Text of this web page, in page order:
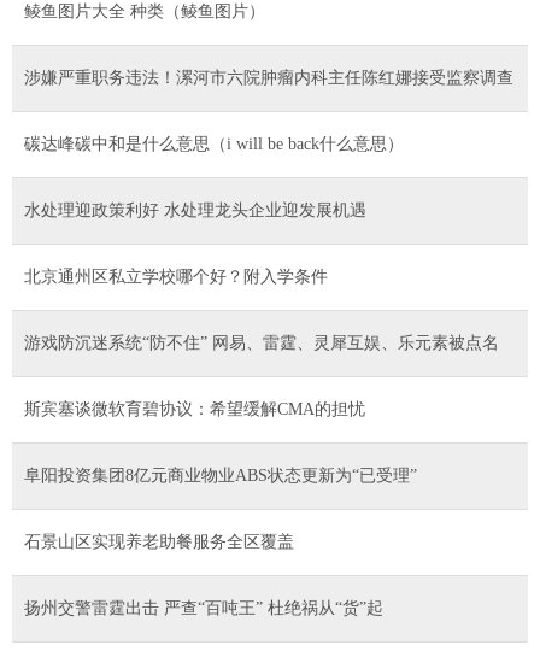
鲮鱼图片大全 种类（鲮鱼图片）
涉嫌严重职务违法！漯河市六院肿瘤内科主任陈红娜接受监察调查
碳达峰碳中和是什么意思（i will be back什么意思）
水处理迎政策利好 水处理龙头企业迎发展机遇
北京通州区私立学校哪个好？附入学条件
游戏防沉迷系统“防不住” 网易、雷霆、灵犀互娱、乐元素被点名
斯宾塞谈微软育碧协议：希望缓解CMA的担忧
阜阳投资集团8亿元商业物业ABS状态更新为“已受理”
石景山区实现养老助餐服务全区覆盖
扬州交警雷霆出击 严查“百吨王” 杜绝祸从“货”起